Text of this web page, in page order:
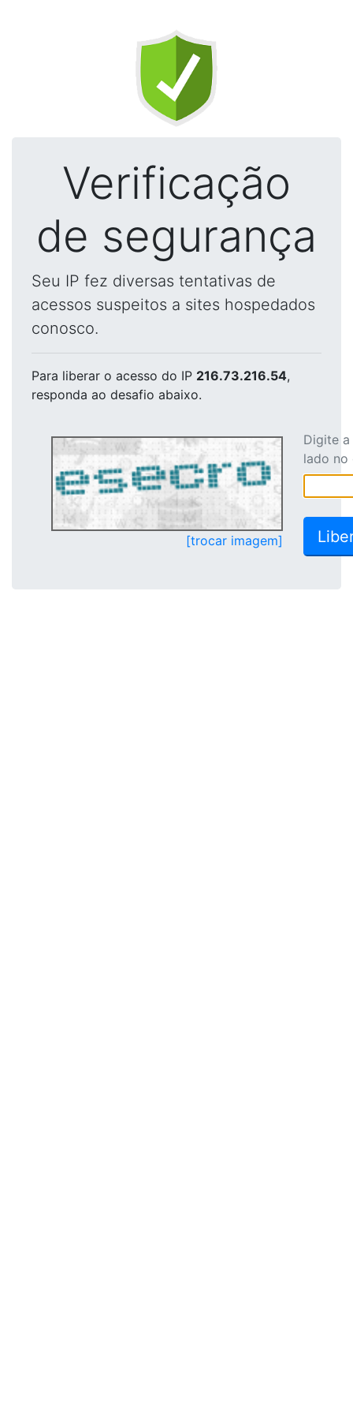
Verificação
de segurança
Seu IP fez diversas tentativas de
acessos suspeitos a sites hospedados
conosco.
Para liberar o acesso do IP 216.73.216.54,
responda ao desafio abaixo.
[trocar imagem]
Digite
lado no